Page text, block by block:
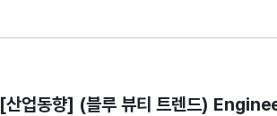
[산업동향] (블루 뷰티 트렌드)